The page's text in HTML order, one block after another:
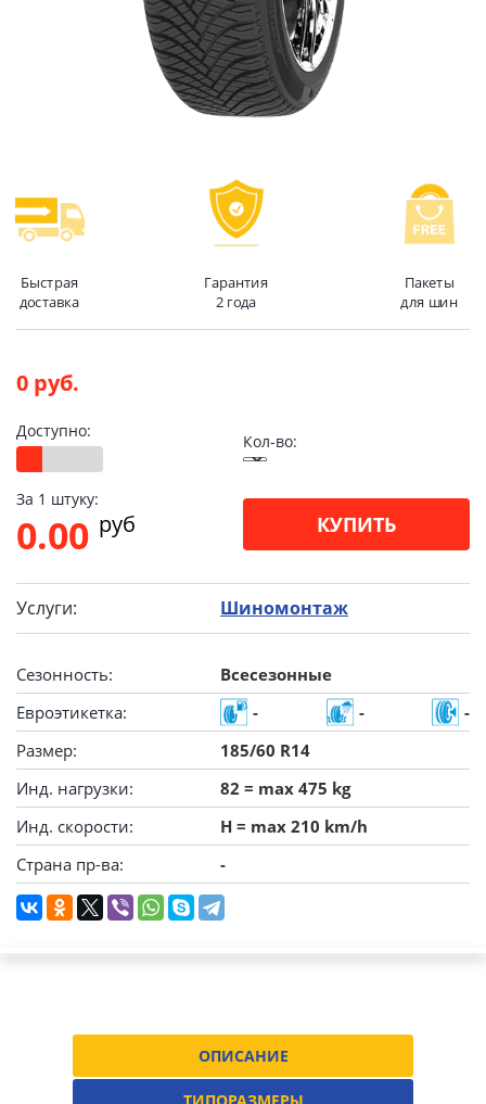
Быстрая
доставка
Гарантия
2 года
Пакеты
для шин
0 руб.
Доступно:
Кол-во:
За 1 штуку:
0.00 pуб КУПИТЬ
Услуги: Шиномонтаж
Сезонность:
Всесезонные
Евроэтикетка:
- -
-
Размер:
185/60 R14
Инд. нагрузки:
82 = max 475 kg
Инд. скорости:
H = max 210 km/h
Страна пр-ва:
-
ОПИСАНИЕ
ТИПОРАЗМЕРЫ